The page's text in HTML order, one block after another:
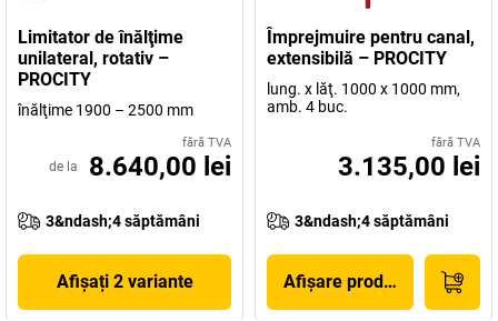
Limitator de înălţime
unilateral, rotativ –
PROCITY
înălţime 1900 – 2500 mm
fără TVA
de la 8.640,00 lei
3&ndash;4 săptămâni
Afișați 2 variante
Împrejmuire pentru canal,
extensibilă – PROCITY
lung. x lăţ. 1000 x 1000 mm,
amb. 4 buc.
fără TVA
3.135,00 lei
3&ndash;4 săptămâni
Afișare produs